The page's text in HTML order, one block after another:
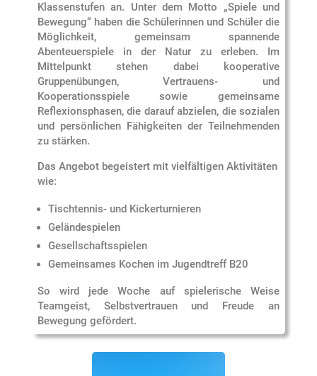
Klassenstufen an. Unter dem Motto „Spiele und
Bewegung“ haben die Schülerinnen und Schüler die
Möglichkeit, gemeinsam spannende
Abenteuerspiele in der Natur zu erleben. Im
Mittelpunkt stehen dabei kooperative
Gruppenübungen, Vertrauens- und
Kooperationsspiele sowie gemeinsame
Reflexionsphasen, die darauf abzielen, die sozialen
und persönlichen Fähigkeiten der Teilnehmenden
zu stärken.
Das Angebot begeistert mit vielfältigen Aktivitäten
wie:
Tischtennis- und Kickerturnieren
Geländespielen
Gesellschaftsspielen
Gemeinsames Kochen im Jugendtreff B20
So wird jede Woche auf spielerische Weise
Teamgeist, Selbstvertrauen und Freude an
Bewegung gefördert.